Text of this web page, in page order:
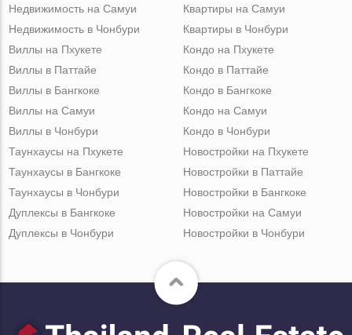
Недвижимость на Самуи
Недвижимость в Чонбури
Квартиры на Самуи
Квартиры в Чонбури
Виллы на Пхукете
Виллы в Паттайе
Виллы в Бангкоке
Виллы на Самуи
Виллы в Чонбури
Кондо на Пхукете
Кондо в Паттайе
Кондо в Бангкоке
Кондо на Самуи
Кондо в Чонбури
Таунхаусы на Пхукете
Таунхаусы в Бангкоке
Таунхаусы в Чонбури
Дуплексы в Бангкоке
Дуплексы в Чонбури
Новостройки на Пхукете
Новостройки в Паттайе
Новостройки в Бангкоке
Новостройки на Самуи
Новостройки в Чонбури